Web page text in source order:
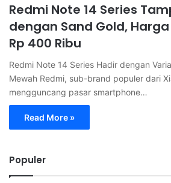
Redmi Note 14 Series
dengan Sand Gold,
Rp 400 Ribu
Redmi Note 14 Series Hadir dengan
Mewah Redmi, sub-brand populer dari
mengguncang pasar smartphone…
Read More »
Populer